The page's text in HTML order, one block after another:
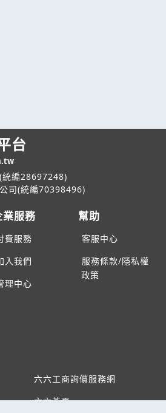
台
統編28697248)
司(統編70398496)
業服務
費服務
入我們
理中心
幫助
客服中心
服務條款/隱私權
政策
六六工商詢價服務網
六六黃頁